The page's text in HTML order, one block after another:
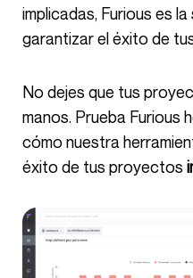
implicadas, Furious es
garantizar el éxito de
No dejes que tus proyectos se te vayan de las
manos. Prueba Furious
cómo nuestra
éxito de tus proyectos